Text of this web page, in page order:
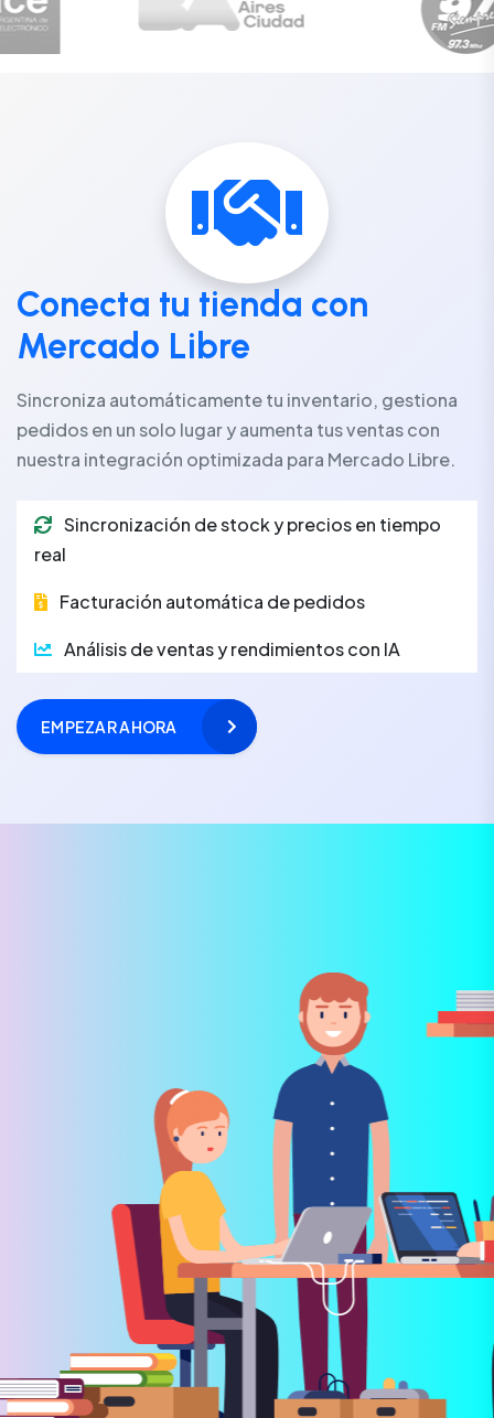
Conecta tu tienda con
Mercado Libre
Sincroniza automáticamente tu inventario, gestiona
pedidos en un solo lugar y aumenta tus ventas con
nuestra integración optimizada para Mercado Libre.
Sincronización de stock y precios en tiempo
real
Facturación automática de pedidos
Análisis de ventas y rendimientos con IA
EMPEZAR AHORA